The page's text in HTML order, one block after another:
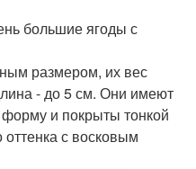
большие ягоды с
размером, их вес
- до 5 см. Они имеют
и покрыты тонкой
с восковым